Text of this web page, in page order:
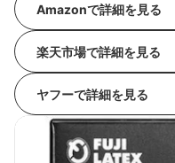
Amazonで詳細を見る
楽天市場で詳細を見る
ヤフーで詳細を見る